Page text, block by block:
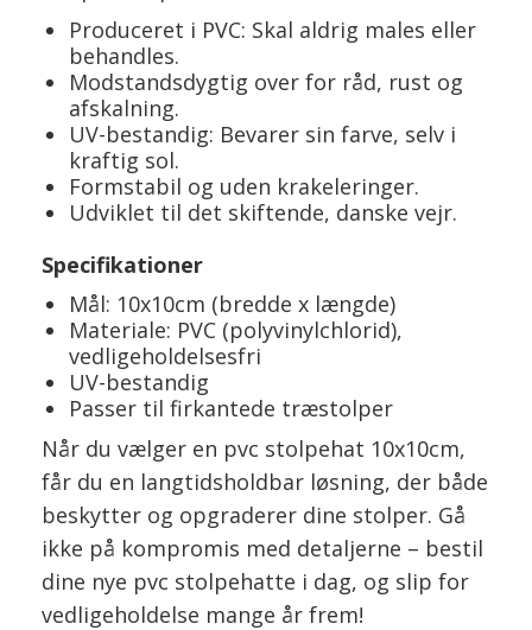
Produceret i PVC: Skal aldrig males eller
behandles.
Modstandsdygtig over for råd, rust og
afskalning.
UV-bestandig: Bevarer sin farve, selv i
kraftig sol.
Formstabil og uden krakeleringer.
Udviklet til det skiftende, danske vejr.
Specifikationer
Mål: 10x10cm (bredde x længde)
Materiale: PVC (polyvinylchlorid),
vedligeholdelsesfri
UV-bestandig
Passer til firkantede træstolper
Når du vælger en pvc stolpehat 10x10cm,
får du en langtidsholdbar løsning, der både
beskytter og opgraderer dine stolper. Gå
ikke på kompromis med detaljerne – bestil
dine nye pvc stolpehatte i dag, og slip for
vedligeholdelse mange år frem!